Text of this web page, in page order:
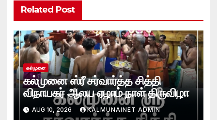
Related Post
கல்முனை
கல்முனை ஸ்ரீ சர்வார்த்த சித்தி
விநாயகர் ஆலய ஏழாம் நாள் திருவிழா
AUG 10, 2026 KALMUNAINET ADMIN